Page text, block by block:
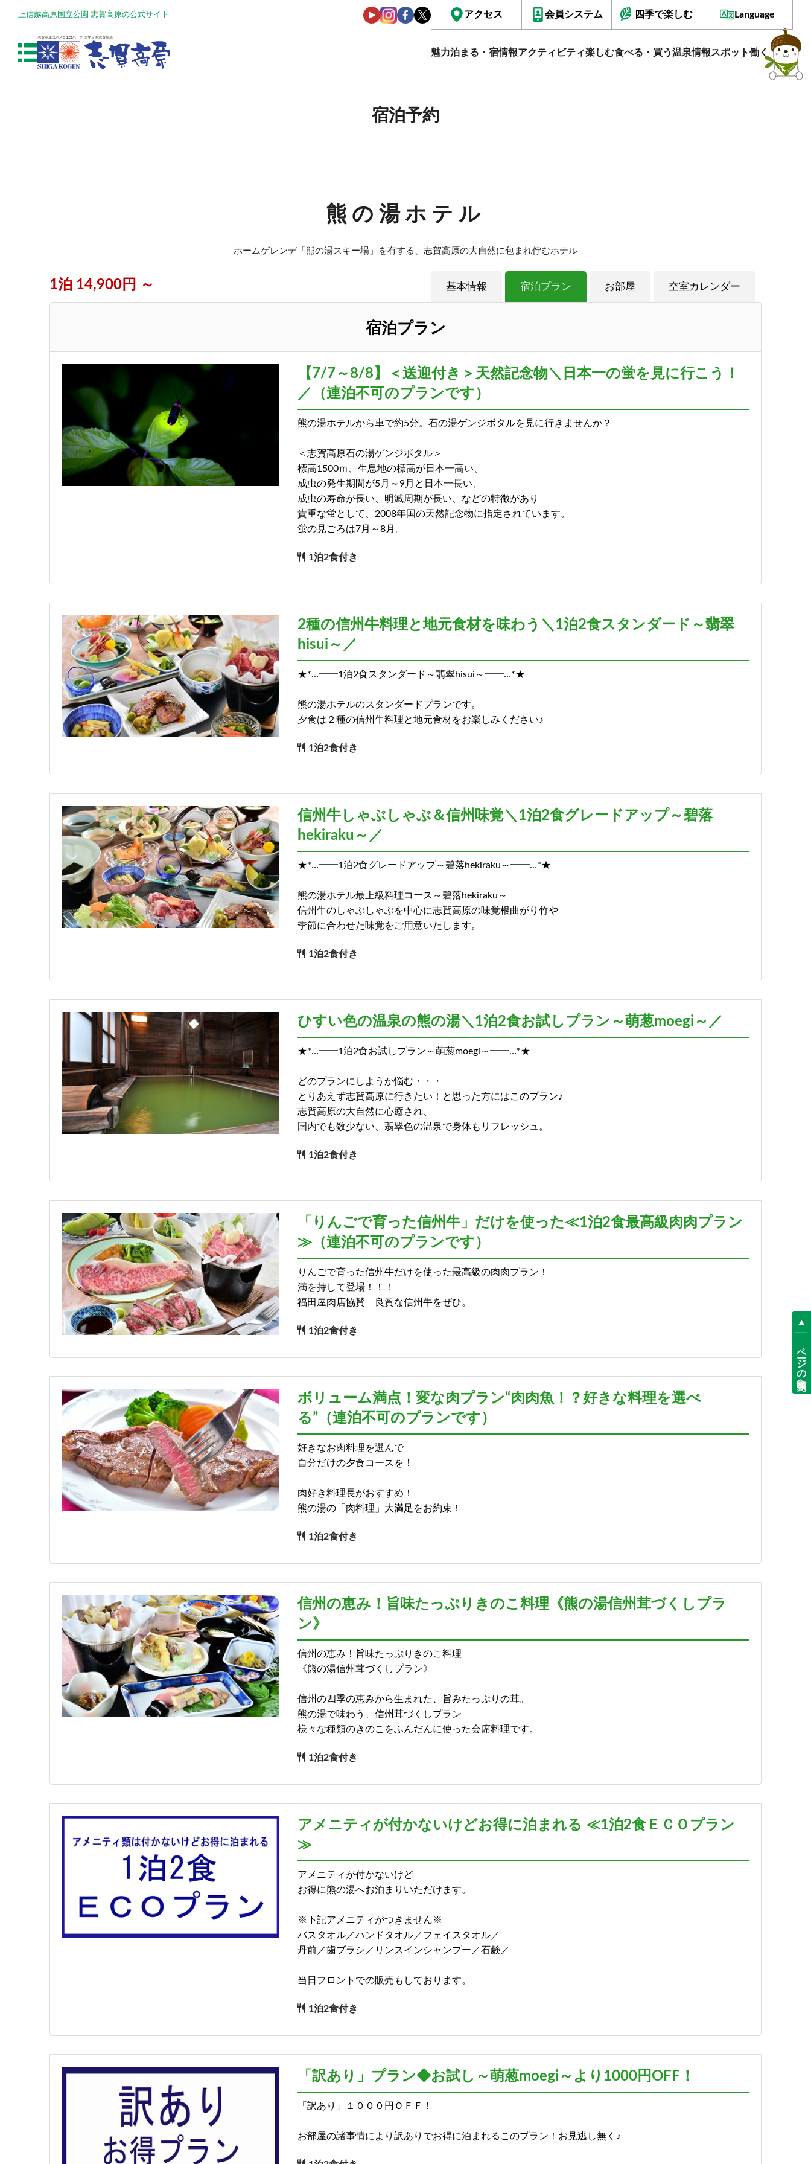
上信越高原国立公園 志賀高原の公式サイト アクセス 会員システム 四季で楽しむ Language
魅力泊まる・宿情報アクティビティ楽しむ食べる・買う温泉情報スポット働く
宿泊予約
熊の湯ホテル
ホームゲレンデ「熊の湯スキー場」を有する、志賀高原の大自然に包まれ佇むホテル
1泊 14,900円 ～ 基本情報 宿泊プラン お部屋 空室カレンダー
宿泊プラン
【7/7～8/8】＜送迎付き＞天然記念物＼日本一の蛍を見に行こう！
／（連泊不可のプランです）
熊の湯ホテルから車で約5分。石の湯ゲンジボタルを見に行きませんか？
＜志賀高原石の湯ゲンジボタル＞
標高1500ｍ、生息地の標高が日本一高い、
成虫の発生期間が5月～9月と日本一長い、
成虫の寿命が長い、明滅周期が長い、などの特徴があり
貴重な蛍として、2008年国の天然記念物に指定されています。
蛍の見ごろは7月～8月。
1泊2食付き
2種の信州牛料理と地元食材を味わう＼1泊2食スタンダード～翡翠
hisui～／
★*…━━1泊2食スタンダード～翡翠hisui～━━…*★
熊の湯ホテルのスタンダードプランです。
夕食は２種の信州牛料理と地元食材をお楽しみください♪
1泊2食付き
信州牛しゃぶしゃぶ＆信州味覚＼1泊2食グレードアップ～碧落
hekiraku～／
★*…━━1泊2食グレードアップ～碧落hekiraku～━━…*★
熊の湯ホテル最上級料理コース～碧落hekiraku～
信州牛のしゃぶしゃぶを中心に志賀高原の味覚根曲がり竹や
季節に合わせた味覚をご用意いたします。
1泊2食付き
ひすい色の温泉の熊の湯＼1泊2食お試しプラン～萌葱moegi～／
★*…━━1泊2食お試しプラン～萌葱moegi～━━…*★
どのプランにしようか悩む・・・
とりあえず志賀高原に行きたい！と思った方にはこのプラン♪
志賀高原の大自然に心癒され、
国内でも数少ない、翡翠色の温泉で身体もリフレッシュ。
1泊2食付き
「りんごで育った信州牛」だけを使った≪1泊2食最高級肉肉プラン
≫（連泊不可のプランです）
りんごで育った信州牛だけを使った最高級の肉肉プラン！
満を持して登場！！！
福田屋肉店協賛 良質な信州牛をぜひ。
1泊2食付き
ボリューム満点！変な肉プラン“肉肉魚！？好きな料理を選べ
る”（連泊不可のプランです）
好きなお肉料理を選んで
自分だけの夕食コースを！
肉好き料理長がおすすめ！
熊の湯の「肉料理」大満足をお約束！
1泊2食付き
信州の恵み！旨味たっぷりきのこ料理《熊の湯信州茸づくしプラ
ン》
信州の恵み！旨味たっぷりきのこ料理
《熊の湯信州茸づくしプラン》
信州の四季の恵みから生まれた、旨みたっぷりの茸。
熊の湯で味わう、信州茸づくしプラン
様々な種類のきのこをふんだんに使った会席料理です。
1泊2食付き
アメニティが付かないけどお得に泊まれる ≪1泊2食ＥＣＯプラン
≫
アメニティが付かないけど
お得に熊の湯へお泊まりいただけます。
※下記アメニティがつきません※
バスタオル／ハンドタオル／フェイスタオル／
丹前／歯ブラシ／リンスインシャンプー／石鹸／
当日フロントでの販売もしております。
1泊2食付き
「訳あり」プラン◆お試し～萌葱moegi～より1000円OFF！
「訳あり」１０００円ＯＦＦ！
お部屋の諸事情により訳ありでお得に泊まれるこのプラン！お見逃し無く♪
ページの先頭へ